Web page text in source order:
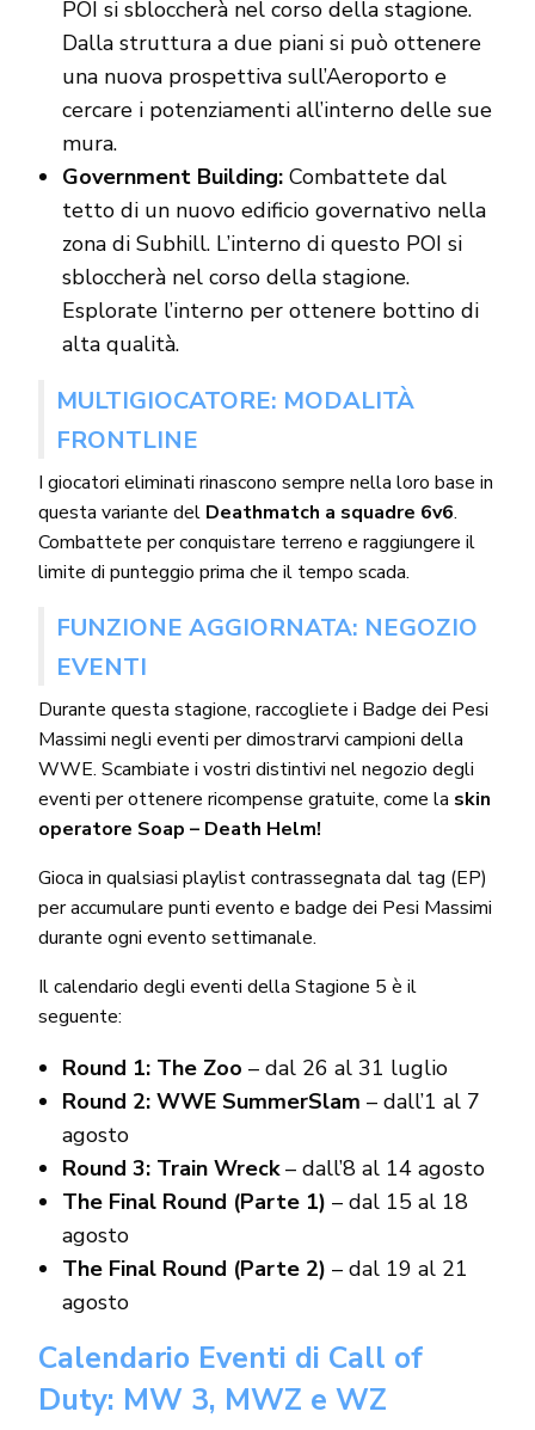
POI si sbloccherà nel corso della stagione.
Dalla struttura a due piani si può ottenere
una nuova prospettiva sull’Aeroporto e
cercare i potenziamenti all’interno delle sue
mura.
Government Building:Combattete dal
tetto di un nuovo edificio governativo nella
zona di Subhill. L’interno di questo POI si
sbloccherà nel corso della stagione.
Esplorate l’interno per ottenere bottino di
alta qualità.
MULTIGIOCATORE: MODALITÀ
FRONTLINE
I giocatori eliminati rinascono sempre nella loro base in
questa variante del Deathmatch a squadre 6v6.
Combattete per conquistare terreno e raggiungere il
limite di punteggio prima che il tempo scada.
FUNZIONE AGGIORNATA: NEGOZIO
EVENTI
Durante questa stagione, raccogliete i Badge dei Pesi
Massimi negli eventi per dimostrarvi campioni della
WWE. Scambiate i vostri distintivi nel negozio degli
eventi per ottenere ricompense gratuite, come la skin
operatore Soap – Death Helm!
Gioca in qualsiasi playlist contrassegnata dal tag (EP)
per accumulare punti evento e badge dei Pesi Massimi
durante ogni evento settimanale.
Il calendario degli eventi della Stagione 5 è il
seguente:
Round 1: The Zoo – dal 26 al 31 luglio
Round 2: WWE SummerSlam – dall’1 al 7
agosto
Round 3: Train Wreck– dall’8 al 14 agosto
The Final Round (Parte 1) – dal 15 al 18
agosto
The Final Round (Parte 2) – dal 19 al 21
agosto
Calendario Eventi di Call of
Duty: MW 3, MWZ e WZ